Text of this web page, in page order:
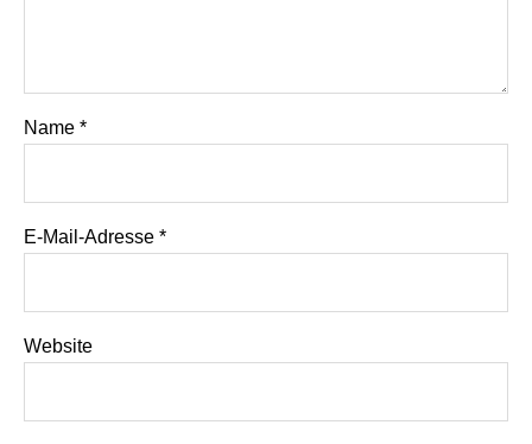
Name *
E-Mail-Adresse *
Website